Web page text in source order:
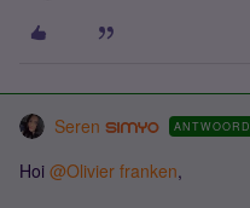
Seren ANTWOORD
Hoi @Olivier franken,